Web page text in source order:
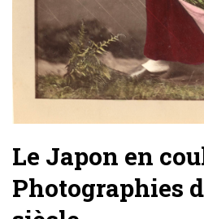
Le Japon en
Photographies